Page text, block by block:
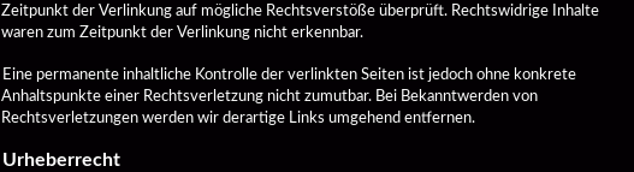
Zeitpunkt der Verlinkung auf mögliche Rechtsverstöße überprüft. Rechtswidrige Inhalte
waren zum Zeitpunkt der Verlinkung nicht erkennbar.
Eine permanente inhaltliche Kontrolle der verlinkten Seiten ist jedoch ohne konkrete
Anhaltspunkte einer Rechtsverletzung nicht zumutbar. Bei Bekanntwerden von
Rechtsverletzungen werden wir derartige Links umgehend entfernen.
Urheberrecht